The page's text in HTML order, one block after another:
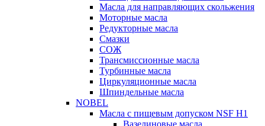
Масла для направляющих скольжения
Моторные масла
Редукторные масла
Смазки
СОЖ
Трансмиссионные масла
Турбинные масла
Циркуляционные масла
Шпиндельные масла
NOBEL
Масла с пищевым допуском NSF H1
Вазелиновые масла